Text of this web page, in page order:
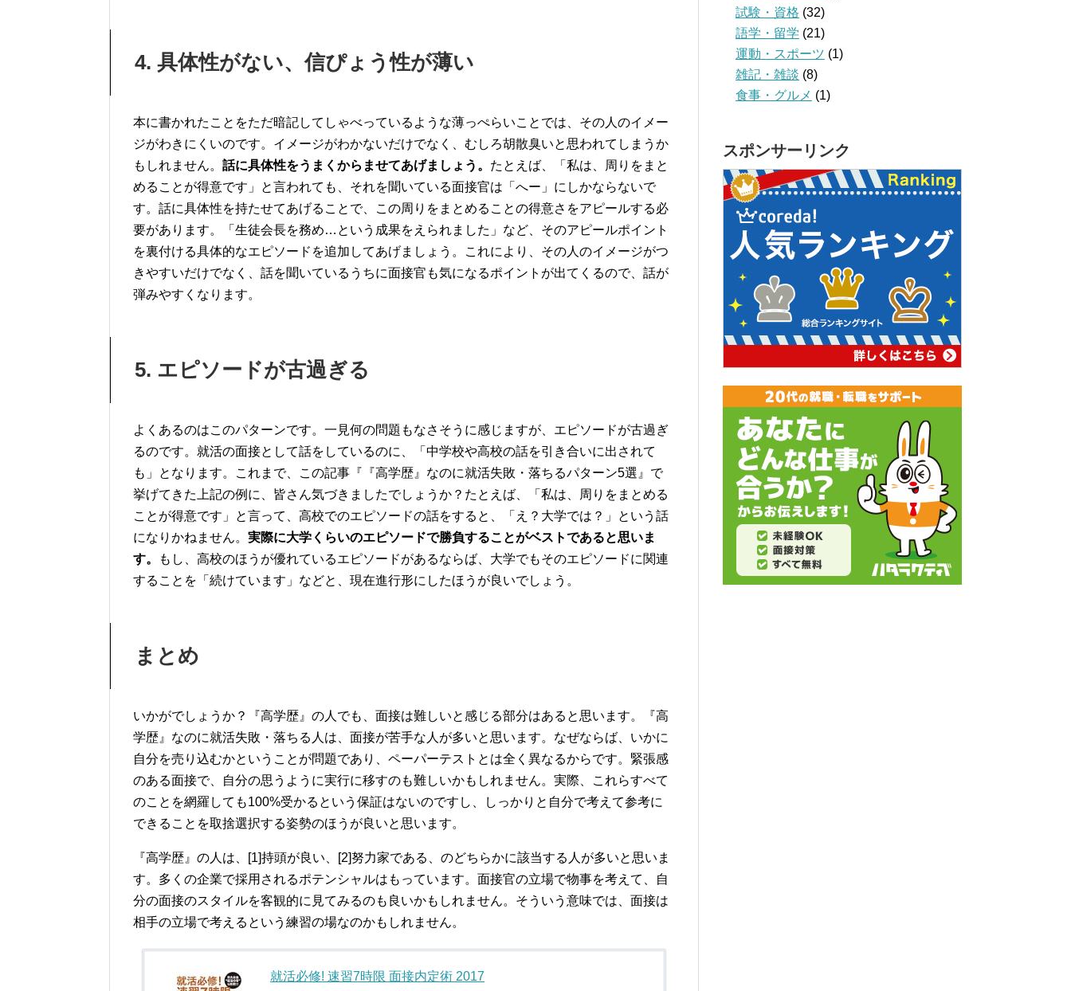
4. 具体性がない、信ぴょう性が薄い
本に書かれたことをただ暗記してしゃべっているような薄っぺらいことでは、その人のイメー
ジがわきにくいのです。イメージがわかないだけでなく、むしろ胡散臭いと思われてしまうか
もしれません。 話に具体性をうまくからませてあげましょう。 たとえば、「私は、周りをまと
めることが得意です」と言われても、それを聞いている面接官は「へー」にしかならないで
す。話に具体性を持たせてあげることで、この周りをまとめることの得意さをアピールする必
要があります。「生徒会長を務め…という成果をえられました」など、そのアピールポイント
を裏付ける具体的なエピソードを追加してあげましょう。これにより、その人のイメージがつ
きやすいだけでなく、話を聞いているうちに面接官も気になるポイントが出てくるので、話が
弾みやすくなります。
5. エピソードが古過ぎる
よくあるのはこのパターンです。一見何の問題もなさそうに感じますが、エピソードが古過ぎ
るのです。就活の面接として話をしているのに、「中学校や高校の話を引き合いに出されて
も」となります。これまで、この記事『『高学歴』なのに就活失敗・落ちるパターン5選』で
挙げてきた上記の例に、皆さん気づきましたでしょうか？たとえば、「私は、周りをまとめる
ことが得意です」と言って、高校でのエピソードの話をすると、「え？大学では？」という話
になりかねません。 実際に大学くらいのエピソードで勝負することがベストであると思いま
す。
もし、高校のほうが優れているエピソードがあるならば、大学でもそのエピソードに関連
することを「続けています」などと、現在進行形にしたほうが良いでしょう。
まとめ
いかがでしょうか？『高学歴』の人でも、面接は難しいと感じる部分はあると思います。『高
学歴』なのに就活失敗・落ちる人は、面接が苦手な人が多いと思います。なぜならば、いかに
自分を売り込むかということが問題であり、ペーパーテストとは全く異なるからです。緊張感
のある面接で、自分の思うように実行に移すのも難しいかもしれません。実際、これらすべて
のことを網羅しても100%受かるという保証はないのですし、しっかりと自分で考えて参考に
できることを取捨選択する姿勢のほうが良いと思います。
『高学歴』の人は、[1]持頭が良い、[2]努力家である、のどちらかに該当する人が多いと思いま
す。多くの企業で採用されるポテンシャルはもっています。面接官の立場で物事を考えて、自
分の面接のスタイルを客観的に見てみるのも良いかもしれません。そういう意味では、面接は
相手の立場で考えるという練習の場なのかもしれません。
就活必修! 速習7時限 面接内定術 2017
試験・資格 (32)
語学・留学 (21)
運動・スポーツ (1)
雑記・雑談 (8)
食事・グルメ (1)
スポンサーリンク